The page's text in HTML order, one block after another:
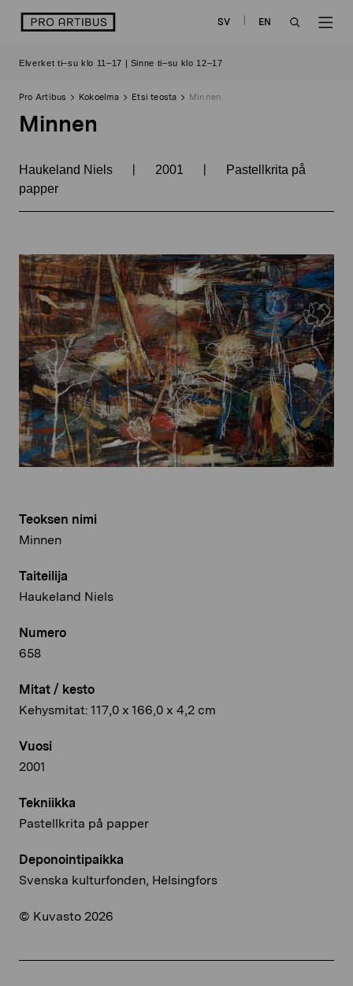
sisältöön
logo SV
EN
Elverket ti–su klo 11–17 | Sinne ti–su klo 12–17
Pro Artibus Kokoelma Etsi teosta Minnen
Minnen
Haukeland Niels | 2001 |
Pastellkrita på
papper
Teoksen nimi
Minnen
Taiteilija
Haukeland Niels
Numero
658
Mitat / kesto
Kehysmitat: 117,0 x 166,0 x 4,2 cm
Vuosi
2001
Tekniikka
Pastellkrita på papper
Deponointipaikka
Svenska kulturfonden, Helsingfors
© Kuvasto 2026